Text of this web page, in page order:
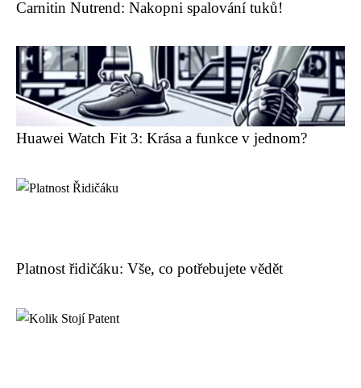
Carnitin Nutrend: Nakopni spalování tuků!
Huawei Watch Fit 3: Krása a funkce v jednom?
Platnost řidičáku: Vše, co potřebujete vědět